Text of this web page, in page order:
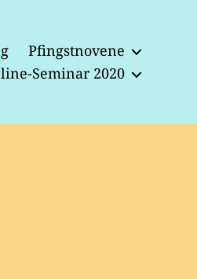
Pfingstnovene
Seminar 2020